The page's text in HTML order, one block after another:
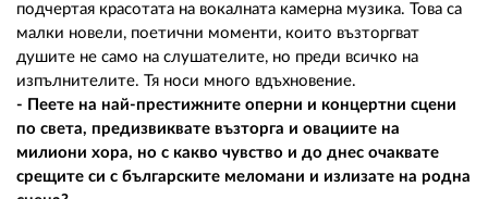
подчертая красотата на вокалната камерна музика. Това са
малки новели, поетични моменти, които възторгват
душите не само на слушателите, но преди всичко на
изпълнителите. Тя носи много вдъхновение.
- Пеете на най-престижните оперни и концертни сцени
по света, предизвиквате възторга и овациите на
милиони хора, но с какво чувство и до днес очаквате
срещите си с българските меломани и излизате на родна